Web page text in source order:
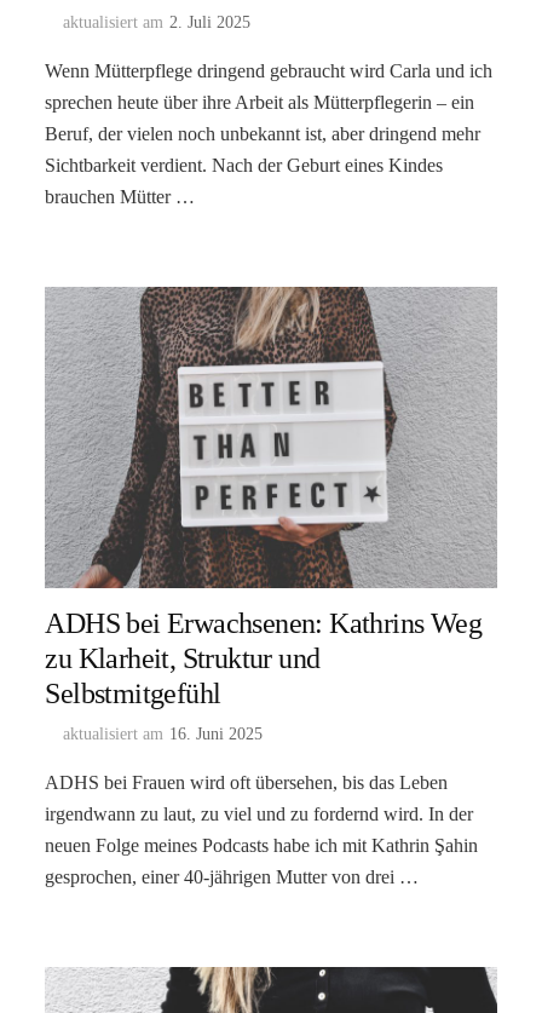
aktualisiert am 2. Juli 2025
Wenn Mütterpflege dringend gebraucht wird Carla und ich
sprechen heute über ihre Arbeit als Mütterpflegerin – ein
Beruf, der vielen noch unbekannt ist, aber dringend mehr
Sichtbarkeit verdient. Nach der Geburt eines Kindes
brauchen Mütter …
ADHS bei Erwachsenen: Kathrins Weg
zu Klarheit, Struktur und
Selbstmitgefühl
aktualisiert am 16. Juni 2025
ADHS bei Frauen wird oft übersehen, bis das Leben
irgendwann zu laut, zu viel und zu fordernd wird. In der
neuen Folge meines Podcasts habe ich mit Kathrin Şahin
gesprochen, einer 40-jährigen Mutter von drei …